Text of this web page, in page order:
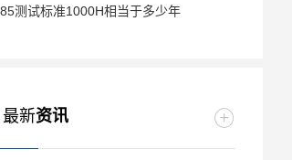
测试标准1000H相当于多少年
最新资讯